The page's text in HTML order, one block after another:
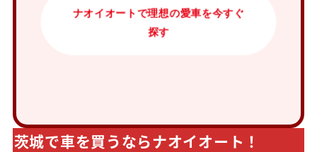
ナオイオートで理想の愛車を今すぐ
探す
茨城で車を買うならナオイオート！